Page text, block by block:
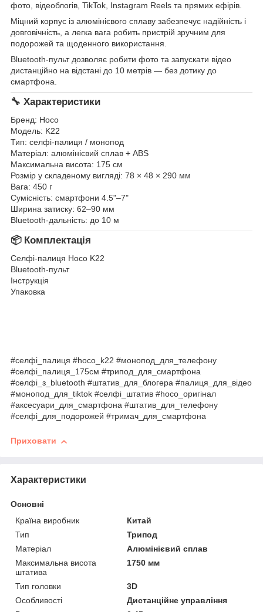
фото, відеоблогів, TikTok, Instagram Reels та прямих ефірів.
Міцний корпус із алюмінієвого сплаву забезпечує надійність і
довговічність, а легка вага робить пристрій зручним для
подорожей та щоденного використання.
Bluetooth-пульт дозволяє робити фото та запускати відео
дистанційно на відстані до 10 метрів — без дотику до
смартфона.
🔧 Характеристики
Бренд: Hoco
Модель: K22
Тип: селфі-палиця / монопод
Матеріал: алюмінієвий сплав + ABS
Максимальна висота: 175 см
Розмір у складеному вигляді: 78 × 48 × 290 мм
Вага: 450 г
Сумісність: смартфони 4.5"–7"
Ширина затиску: 62–90 мм
Bluetooth-дальність: до 10 м
📦 Комплектація
Селфі-палиця Hoco K22
Bluetooth-пульт
Інструкція
Упаковка
#селфі_палиця #hoco_k22 #монопод_для_телефону
#селфі_палиця_175см #трипод_для_смартфона
#селфі_з_bluetooth #штатив_для_блогера #палиця_для_відео
#монопод_для_tiktok #селфі_штатив #hoco_оригінал
#аксесуари_для_смартфона #штатив_для_телефону
#селфі_для_подорожей #тримач_для_смартфона
Приховати
Характеристики
Основні
Країна виробник
Китай
Тип
Трипод
Матеріал
Алюмінієвий сплав
Максимальна висота
штатива
1750 мм
Тип головки
3D
Особливості
Дистанційне управління